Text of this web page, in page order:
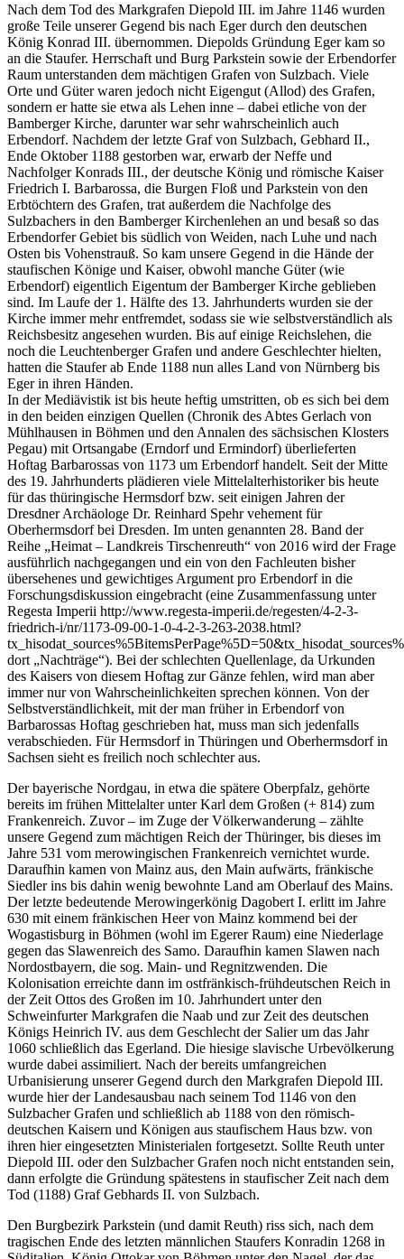
Nach dem Tod des Markgrafen Diepold III. im Jahre 1146 wurden
große Teile unserer Gegend bis nach Eger durch den deutschen
König Konrad III. übernommen. Diepolds Gründung Eger kam so
an die Staufer. Herrschaft und Burg Parkstein sowie der Erbendorfer
Raum unterstanden dem mächtigen Grafen von Sulzbach. Viele
Orte und Güter waren jedoch nicht Eigengut (Allod) des Grafen,
sondern er hatte sie etwa als Lehen inne – dabei etliche von der
Bamberger Kirche, darunter war sehr wahrscheinlich auch
Erbendorf. Nachdem der letzte Graf von Sulzbach, Gebhard II.,
Ende Oktober 1188 gestorben war, erwarb der Neffe und
Nachfolger Konrads III., der deutsche König und römische Kaiser
Friedrich I. Barbarossa, die Burgen Floß und Parkstein von den
Erbtöchtern des Grafen, trat außerdem die Nachfolge des
Sulzbachers in den Bamberger Kirchenlehen an und besaß so das
Erbendorfer Gebiet bis südlich von Weiden, nach Luhe und nach
Osten bis Vohenstrauß. So kam unsere Gegend in die Hände der
staufischen Könige und Kaiser, obwohl manche Güter (wie
Erbendorf) eigentlich Eigentum der Bamberger Kirche geblieben
sind. Im Laufe der 1. Hälfte des 13. Jahrhunderts wurden sie der
Kirche immer mehr entfremdet, sodass sie wie selbstverständlich als
Reichsbesitz angesehen wurden. Bis auf einige Reichslehen, die
noch die Leuchtenberger Grafen und andere Geschlechter hielten,
hatten die Staufer ab Ende 1188 nun alles Land von Nürnberg bis
Eger in ihren Händen.
In der Mediävistik ist bis heute heftig umstritten, ob es sich bei dem
in den beiden einzigen Quellen (Chronik des Abtes Gerlach von
Mühlhausen in Böhmen und den Annalen des sächsischen Klosters
Pegau) mit Ortsangabe (Erndorf und Ermindorf) überlieferten
Hoftag Barbarossas von 1173 um Erbendorf handelt. Seit der Mitte
des 19. Jahrhunderts plädieren viele Mittelalterhistoriker bis heute
für das thüringische Hermsdorf bzw. seit einigen Jahren der
Dresdner Archäologe Dr. Reinhard Spehr vehement für
Oberhermsdorf bei Dresden. Im unten genannten 28. Band der
Reihe „Heimat – Landkreis Tirschenreuth“ von 2016 wird der Frage
ausführlich nachgegangen und ein von den Fachleuten bisher
übersehenes und gewichtiges Argument pro Erbendorf in die
Forschungsdiskussion eingebracht (eine Zusammenfassung unter
Regesta Imperii http://www.regesta-imperii.de/regesten/4-2-3-
friedrich-i/nr/1173-09-00-1-0-4-2-3-263-2038.html?
dort „Nachträge“). Bei der schlechten Quellenlage, da Urkunden
des Kaisers von diesem Hoftag zur Gänze fehlen, wird man aber
immer nur von Wahrscheinlichkeiten sprechen können. Von der
Selbstverständlichkeit, mit der man früher in Erbendorf von
Barbarossas Hoftag geschrieben hat, muss man sich jedenfalls
verabschieden. Für Hermsdorf in Thüringen und Oberhermsdorf in
Sachsen sieht es freilich noch schlechter aus.
Der bayerische Nordgau, in etwa die spätere Oberpfalz, gehörte
bereits im frühen Mittelalter unter Karl dem Großen (+ 814) zum
Frankenreich. Zuvor – im Zuge der Völkerwanderung – zählte
unsere Gegend zum mächtigen Reich der Thüringer, bis dieses im
Jahre 531 vom merowingischen Frankenreich vernichtet wurde.
Daraufhin kamen von Mainz aus, den Main aufwärts, fränkische
Siedler ins bis dahin wenig bewohnte Land am Oberlauf des Mains.
Der letzte bedeutende Merowingerkönig Dagobert I. erlitt im Jahre
630 mit einem fränkischen Heer von Mainz kommend bei der
Wogastisburg in Böhmen (wohl im Egerer Raum) eine Niederlage
gegen das Slawenreich des Samo. Daraufhin kamen Slawen nach
Nordostbayern, die sog. Main- und Regnitzwenden. Die
Kolonisation erreichte dann im ostfränkisch-frühdeutschen Reich in
der Zeit Ottos des Großen im 10. Jahrhundert unter den
Schweinfurter Markgrafen die Naab und zur Zeit des deutschen
Königs Heinrich IV. aus dem Geschlecht der Salier um das Jahr
1060 schließlich das Egerland. Die hiesige slavische Urbevölkerung
wurde dabei assimiliert. Nach der bereits umfangreichen
Urbanisierung unserer Gegend durch den Markgrafen Diepold III.
wurde hier der Landesausbau nach seinem Tod 1146 von den
Sulzbacher Grafen und schließlich ab 1188 von den römisch-
deutschen Kaisern und Königen aus staufischem Haus bzw. von
ihren hier eingesetzten Ministerialen fortgesetzt. Sollte Reuth unter
Diepold III. oder den Sulzbacher Grafen noch nicht entstanden sein,
dann erfolgte die Gründung spätestens in staufischer Zeit nach dem
Tod (1188) Graf Gebhards II. von Sulzbach.
Den Burgbezirk Parkstein (und damit Reuth) riss sich, nach dem
tragischen Ende des letzten männlichen Staufers Konradin 1268 in